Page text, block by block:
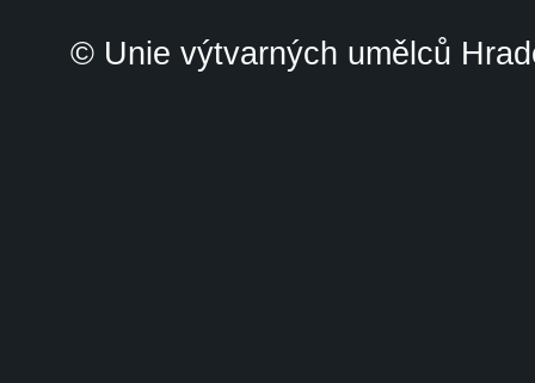
© Unie výtvarných umělců